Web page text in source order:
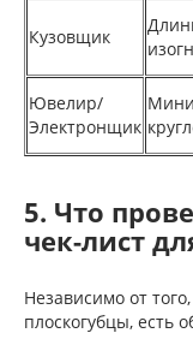
Кузовщик
Ювелир/
Электронщик
5. Что
чек-лист
Независимо от
плоскогубцы, есть